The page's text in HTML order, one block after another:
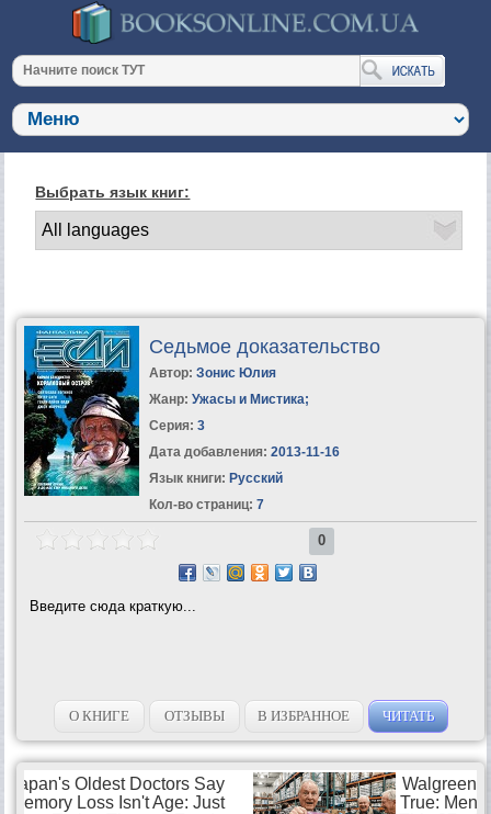
Выбрать язык книг:
Седьмое доказательство
Автор: Зонис Юлия
Жанр: Ужасы и Мистика;
Серия: 3
Дата добавления: 2013-11-16
Язык книги: Русский
Кол-во страниц: 7
0
Введите сюда краткую...
О КНИГЕ ОТЗЫВЫ В ИЗБРАННОЕ ЧИТАТЬ